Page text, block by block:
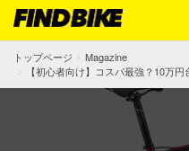
トップページ
Magazine
【初心者向け】コスパ最強？10万